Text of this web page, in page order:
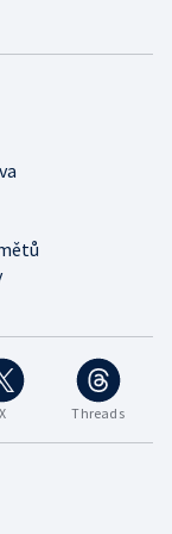
X Threads